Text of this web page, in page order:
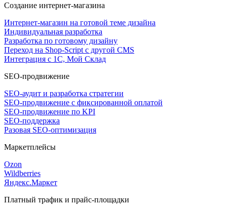
Создание интернет-магазина
Интернет-магазин на готовой теме дизайна
Индивидуальная разработка
Разработка по готовому дизайну
Переход на Shop-Script с другой CMS
Интеграция с 1С, Мой Склад
SEO-продвижение
SEO-аудит и разработка стратегии
SEO-продвижение с фиксированной оплатой
SEO-продвижение по KPI
SEO-поддержка
Разовая SEO-оптимизация
Маркетплейсы
Ozon
Wildberries
Яндекс.Маркет
Платный трафик и прайс-площадки